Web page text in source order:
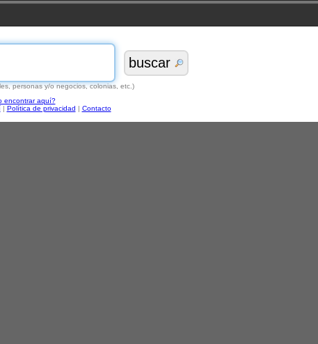
buscar
personas y/o negocios, colonias, etc.)
encontrar aquí?
| Política de privacidad | Contacto